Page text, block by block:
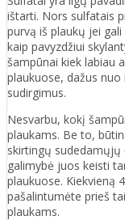
ištarti. Nors sulfatais
purvą iš plaukų jei
kaip pavyzdžiui
šampūnai kiek labiau
plaukuose, dažus
sudirgimus.
Nesvarbu, kokį
plaukams. Be to,
skirtingų sudedamųjų
galimybė juos keisti
plaukuose. Kiekvieną
pašalintumėte prieš
plaukams.